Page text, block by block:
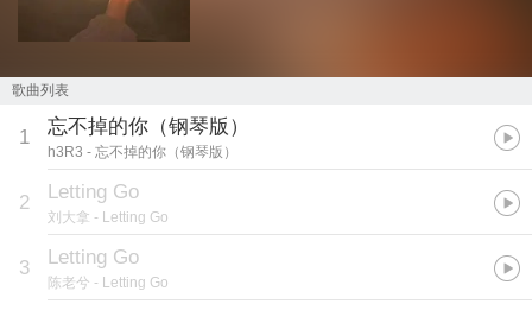
歌曲列表
1 忘不掉的你（钢琴版）
h3R3 - 忘不掉的你（钢琴版）
2 Letting Go
刘大拿 - Letting Go
3 Letting Go
陈老兮 - Letting Go